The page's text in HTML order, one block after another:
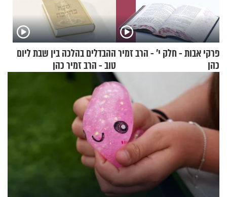
פרקי אבות - חלק י’ - הרב זמיר
כהן
ההבדלים בהלכה בין שבת ליום
טוב - הרב זמיר כהן